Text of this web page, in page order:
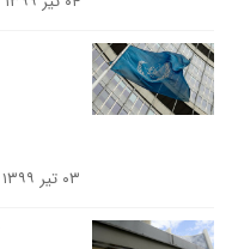
۰۳ تیر ۱۳۹۹